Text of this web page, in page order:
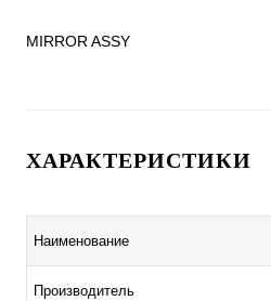
MIRROR ASSY
ХАРАКТЕРИСТИКИ
Наименование
Производитель